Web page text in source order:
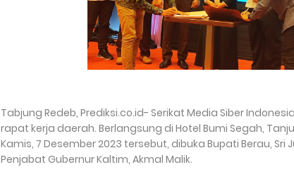
Tabjung Redeb, Prediksi.co.id- Serikat Media Siber
rapat kerja daerah. Berlangsung di Hotel Bumi Segah,
Kamis, 7 Desember 2023 tersebut, dibuka Bupati Berau, Sri
Penjabat Gubernur Kaltim, Akmal Malik.